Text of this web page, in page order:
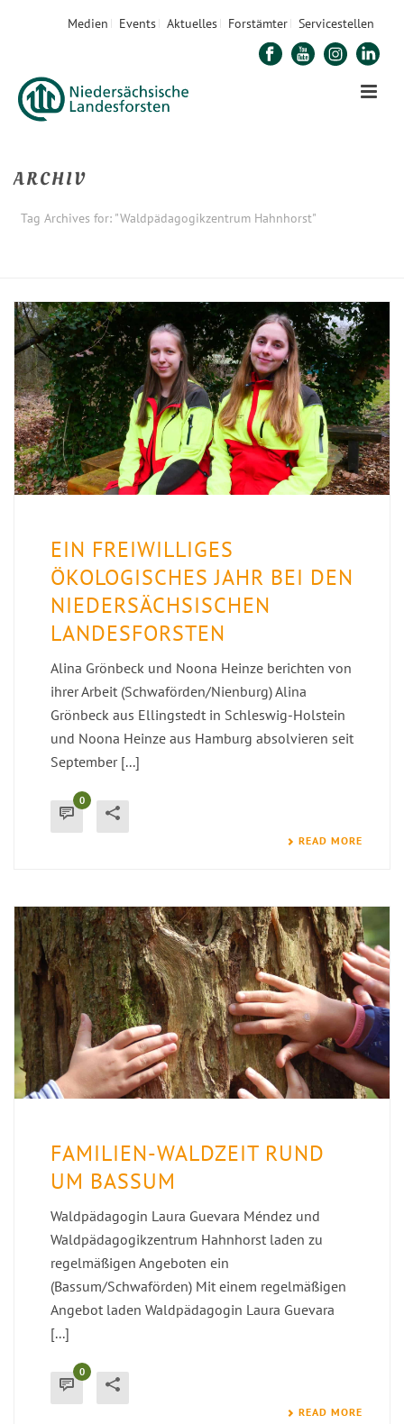
Medien Events Aktuelles Forstämter Servicestellen
ARCHIV
Tag Archives for: "Waldpädagogikzentrum Hahnhorst"
EIN FREIWILLIGES
ÖKOLOGISCHES JAHR BEI DEN
NIEDERSÄCHSISCHEN
LANDESFORSTEN
Alina Grönbeck und Noona Heinze berichten von
ihrer Arbeit (Schwaförden/Nienburg) Alina
Grönbeck aus Ellingstedt in Schleswig-Holstein
und Noona Heinze aus Hamburg absolvieren seit
September [...]
0
READ MORE
FAMILIEN-WALDZEIT RUND
UM BASSUM
Waldpädagogin Laura Guevara Méndez und
Waldpädagogikzentrum Hahnhorst laden zu
regelmäßigen Angeboten ein
(Bassum/Schwaförden) Mit einem regelmäßigen
Angebot laden Waldpädagogin Laura Guevara
[...]
0
READ MORE